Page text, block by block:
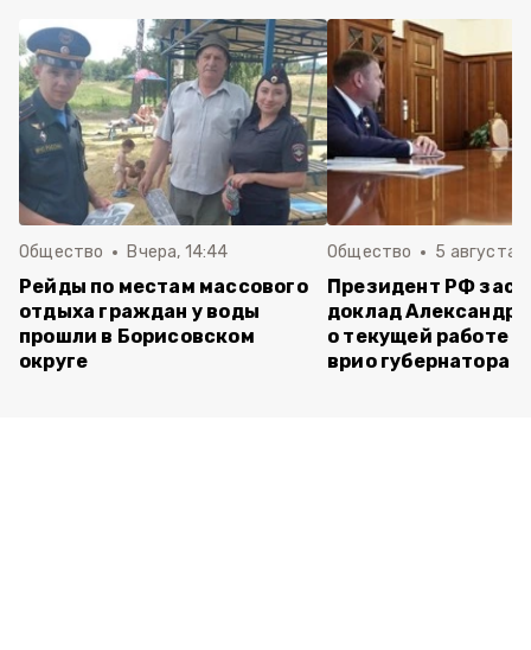
Общество Вчера, 14:44
Рейды по местам массового
отдыха граждан у воды
прошли в Борисовском
округе
Общество 5 августа ,
Президент РФ
доклад
о текущей работе
врио губернатора